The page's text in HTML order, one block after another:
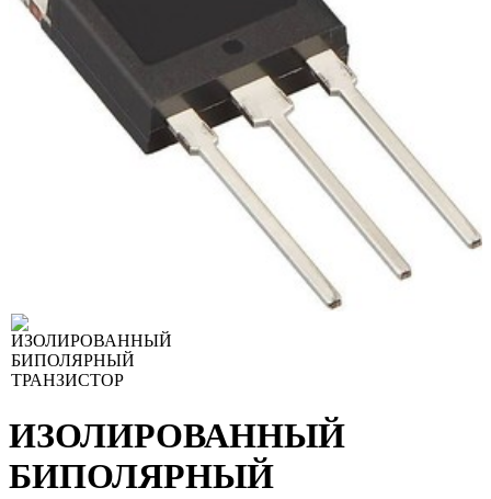
ИЗОЛИРОВАННЫЙ
БИПОЛЯРНЫЙ